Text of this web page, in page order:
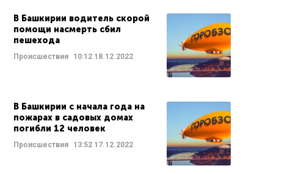
В Башкирии водитель скорой
помощи насмерть сбил
пешехода
Происшествия 10:12 18.12.2022
В Башкирии с начала года на
пожарах в садовых домах
погибли 12 человек
Происшествия 13:52 17.12.2022